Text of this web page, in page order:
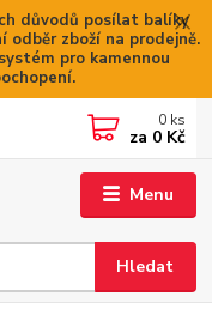
důvodů posílat balíky
odběr zboží na prodejně.
pro kamennou
Menu
Hledat
0 ks
za 0 Kč